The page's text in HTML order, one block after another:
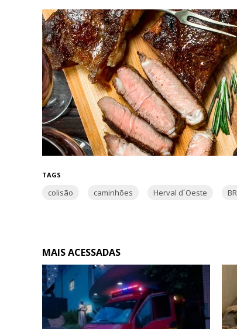
TAGS
colisão caminhões Herval d´Oeste
MAIS ACESSADAS